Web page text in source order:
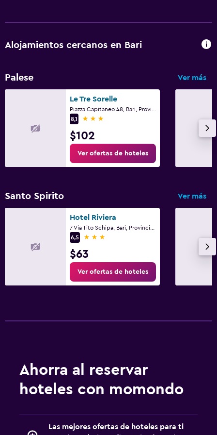
Alojamientos cercanos en Bari
Palese Ver más
Le Tre Sorelle
8,1
3 estrellas
$102
Ver ofertas de hoteles
Santo Spirito Ver más
Hotel Riviera
6,5
3 estrellas
$63
Ver ofertas de hoteles
Ahorra al reservar
hoteles con momondo
Las mejores ofertas de hoteles para ti